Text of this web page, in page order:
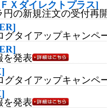
Ｘダイレクトプラス]
の新規注文の受付再
グタイアップキャンペ
を発表
グタイアップキャンペ
を発表